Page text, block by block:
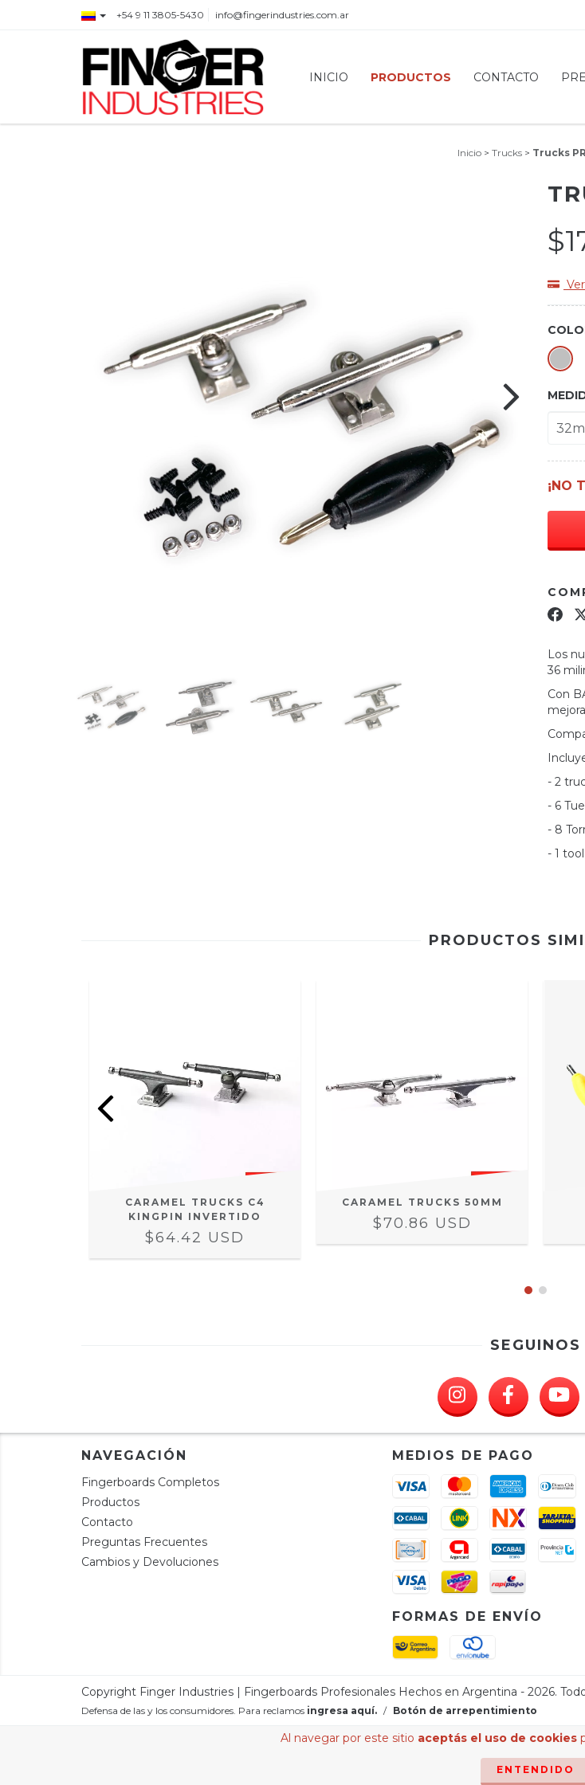
Al navegar por este sitio aceptás el uso de cookies
ENTENDIDO
+54 9 11 3805-5430 info@fingerindustries.com.ar
INICIO PRODUCTOS CONTACTO
Inicio > Trucks > Trucks
¡NO
Los
36
Con
- 2
- 6
- 8
- 1 tool
PRODUCTOS
CARAMEL TRUCKS C4
KINGPIN INVERTIDO
$64.42 USD
CARAMEL TRUCKS 50MM
$70.86 USD
SEGUINOS
NAVEGACIÓN
Fingerboards Completos
Productos
Contacto
Preguntas Frecuentes
Cambios y Devoluciones
MEDIOS DE PAGO
FORMAS DE ENVÍO
Copyright Finger Industries | Fingerboards Profesionales Hechos en Argentina - 2026.
Defensa de las y los consumidores. Para reclamos ingresa aquí. / Botón de arrepentimiento